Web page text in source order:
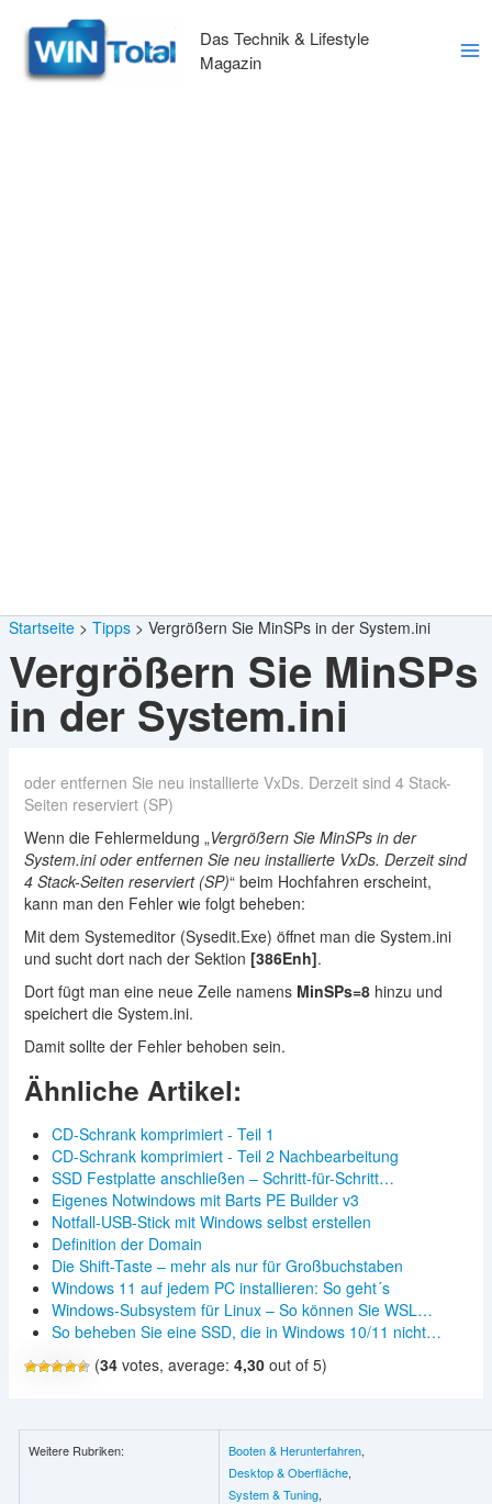
Inhalt
springen
Das Technik & Lifestyle
Magazin
Startseite Tipps Vergrößern Sie MinSPs in der System.ini
Vergrößern Sie MinSPs
in der System.ini
oder entfernen Sie neu installierte VxDs. Derzeit sind 4 Stack-
Seiten reserviert (SP)
Wenn die Fehlermeldung „Vergrößern Sie MinSPs in der
System.ini oder entfernen Sie neu installierte VxDs. Derzeit sind
4 Stack-Seiten reserviert (SP)“ beim Hochfahren erscheint,
kann man den Fehler wie folgt beheben:
Mit dem Systemeditor (Sysedit.Exe) öffnet man die System.ini
und sucht dort nach der Sektion [386Enh].
Dort fügt man eine neue Zeile namens MinSPs=8hinzu und
speichert die System.ini.
Damit sollte der Fehler behoben sein.
Ähnliche Artikel:
CD-Schrank komprimiert - Teil 1
CD-Schrank komprimiert - Teil 2 Nachbearbeitung
SSD Festplatte anschließen – Schritt-für-Schritt…
Eigenes Notwindows mit Barts PE Builder v3
Notfall-USB-Stick mit Windows selbst erstellen
Definition der Domain
Die Shift-Taste – mehr als nur für Großbuchstaben
Windows 11 auf jedem PC installieren: So geht´s
Windows-Subsystem für Linux – So können Sie WSL…
So beheben Sie eine SSD, die in Windows 10/11 nicht…
(34votes, average: 4,30out of 5)
Weitere Rubriken: Booten & Herunterfahren,
Desktop & Oberfläche,
System & Tuning,